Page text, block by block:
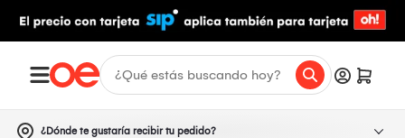
¿Dónde te gustaría recibir tu pedido?